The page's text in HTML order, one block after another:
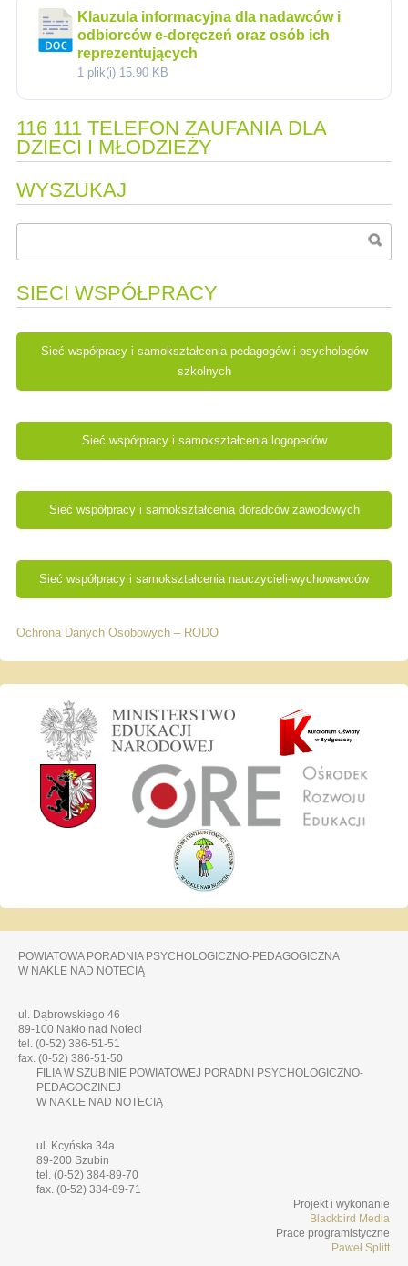
Klauzula informacyjna dla nadawców i
odbiorców e-doręczeń oraz osób ich
reprezentujących
1 plik(i) 15.90 KB
116 111 TELEFON ZAUFANIA DLA
DZIECI I MŁODZIEŻY
WYSZUKAJ
SIECI WSPÓŁPRACY
Sieć współpracy i samokształcenia pedagogów i psychologów
szkolnych
Sieć współpracy i samokształcenia logopedów
Sieć współpracy i samokształcenia doradców zawodowych
Sieć współpracy i samokształcenia nauczycieli-wychowawców
Ochrona Danych Osobowych – RODO
POWIATOWA PORADNIA PSYCHOLOGICZNO-PEDAGOGICZNA
W NAKLE NAD NOTECIĄ
ul. Dąbrowskiego 46
89-100 Nakło nad Noteci
tel. (0-52) 386-51-51
fax. (0-52) 386-51-50
FILIA W SZUBINIE POWIATOWEJ PORADNI PSYCHOLOGICZNO-
PEDAGOCZINEJ
W NAKLE NAD NOTECIĄ
ul. Kcyńska 34a
89-200 Szubin
tel. (0-52) 384-89-70
fax. (0-52) 384-89-71
Projekt i wykonanie
Blackbird Media
Prace programistyczne
Paweł Splitt